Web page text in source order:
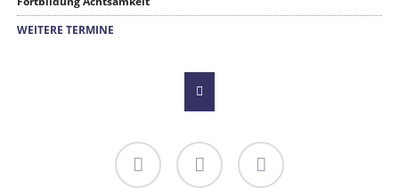
WEITERE TERMINE